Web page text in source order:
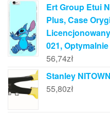
Ert Group Etui
Plus, Case
021,
56,74zł
Stanley
55,80zł